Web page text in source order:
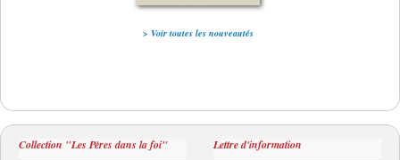
> Voir toutes les nouveautés
Collection "Les Pères dans la foi" Lettre d'information